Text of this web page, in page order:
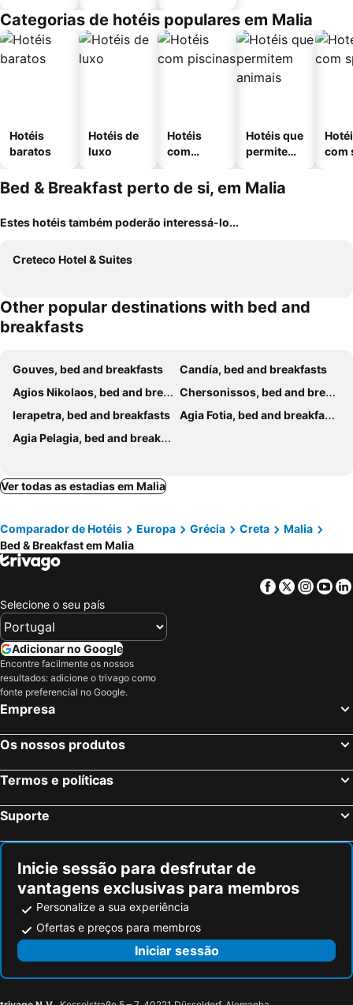
Categorias de hotéis populares em Malia
Hotéis
baratos
Hotéis de
luxo
Hotéis
com
Hotéis que
permitem
com
Bed & Breakfast perto de si, em Malia
Estes hotéis também poderão interessá-lo...
Creteco Hotel & Suites
Other popular destinations with bed and
breakfasts
Gouves, bed and breakfasts
Candía, bed and breakfasts
Agios Nikolaos, bed and breakfasts
Chersonissos, bed and breakfasts
Ierapetra, bed and breakfasts
Agia Fotia, bed and breakfasts
Agia Pelagia, bed and breakfasts
Ver todas as estadias em Malia
Comparador de Hotéis Europa Grécia Creta
Malia
Bed & Breakfast em Malia
Facebook
Twitter
Selecione o seu país
Adicionar no Google
Encontre facilmente os nossos
resultados: adicione o trivago como
fonte preferencial no Google.
Empresa
Os nossos produtos
Termos e políticas
Suporte
Inicie sessão para desfrutar de
vantagens exclusivas para membros
Personalize a sua experiência
Ofertas e preços para membros
Iniciar sessão